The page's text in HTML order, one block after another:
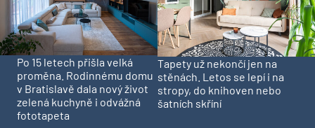
Po 15 letech přišla velká
proměna. Rodinnému domu
v Bratislavě dala nový život
zelená kuchyně i odvážná
fototapeta
Tapety už nekončí jen na
stěnách. Letos se lepí i na
stropy, do knihoven nebo
šatních skříní